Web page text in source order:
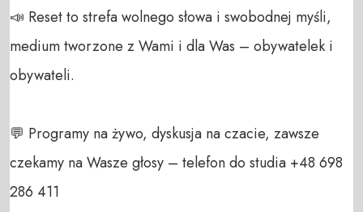
📣 Reset to strefa wolnego słowa i swobodnej myśli,
medium tworzone z Wami i dla Was – obywatelek i
obywateli.
💬 Programy na żywo, dyskusja na czacie, zawsze
czekamy na Wasze głosy – telefon do studia +48 698
286 411